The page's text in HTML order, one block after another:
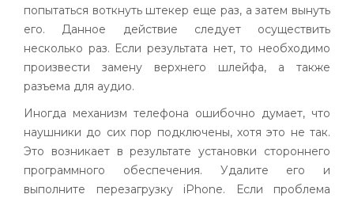
попытаться воткнуть штекер еще раз, а затем вынуть
его. Данное действие следует осуществить
несколько раз. Если результата нет, то необходимо
произвести замену верхнего шлейфа, а также
разъема для аудио.
Иногда механизм телефона ошибочно думает, что
наушники до сих пор подключены, хотя это не так.
Это возникает в результате установки стороннего
программного обеспечения. Удалите его и
выполните перезагрузку iPhone. Если проблема